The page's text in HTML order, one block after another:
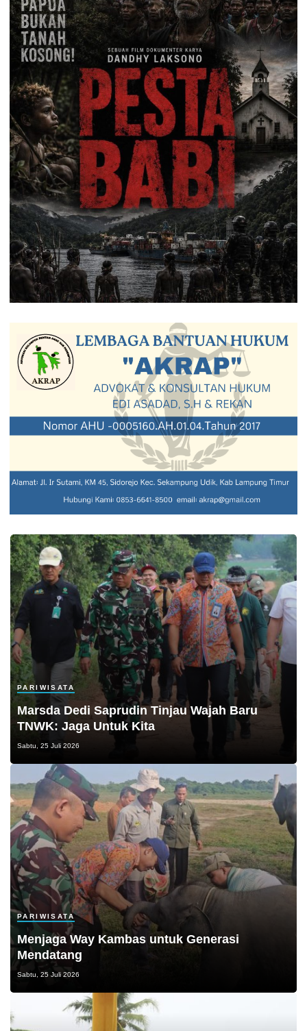
PARIWISATA
Marsda Dedi Saprudin Tinjau Wajah Baru
TNWK: Jaga Untuk Kita
Sabtu, 25 Juli 2026
PARIWISATA
Menjaga Way Kambas untuk Generasi
Mendatang
Sabtu, 25 Juli 2026